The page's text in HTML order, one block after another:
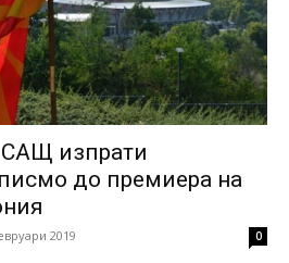
САЩ изпрати
до премиера на
2019 0